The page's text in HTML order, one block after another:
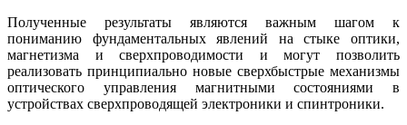
Полученные результаты являются важным шагом к
пониманию фундаментальных явлений на стыке оптики,
магнетизма и сверхпроводимости и могут позволить
реализовать принципиально новые сверхбыстрые механизмы
оптического управления магнитными состояниями в
устройствах сверхпроводящей электроники и спинтроники.